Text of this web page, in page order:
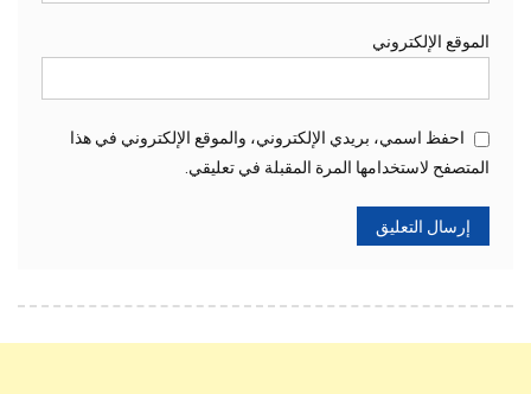
الموقع الإلكتروني
احفظ اسمي، بريدي الإلكتروني، والموقع الإلكتروني في هذا
المتصفح لاستخدامها المرة المقبلة في تعليقي.